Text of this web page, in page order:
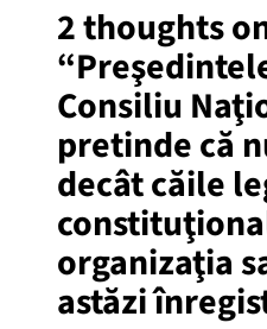
2 thoughts
“
Consiliu
pretinde că
decât căile
organizaţia
astăzi